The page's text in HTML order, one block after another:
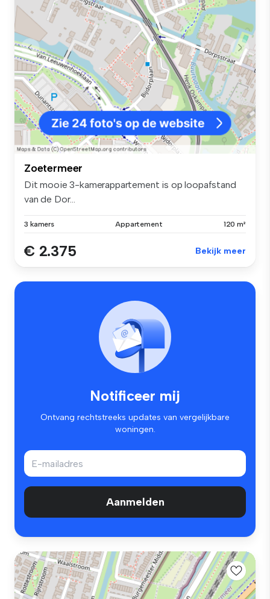
Zoetermeer
Dit mooie 3-kamerappartement is op loopafstand
van de Dor...
3 kamers Appartement 120 m²
€ 2.375 Bekijk meer
Notificeer mij
Ontvang rechtstreeks updates van vergelijkbare
woningen.
Aanmelden